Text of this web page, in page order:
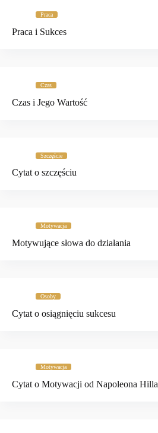
Praca
Praca i Sukces
Czas
Czas i Jego Wartość
Szczęście
Cytat o szczęściu
Motywacja
Motywujące słowa do działania
Osoby
Cytat o osiągnięciu sukcesu
Motywacja
Cytat o Motywacji od Napoleona Hilla